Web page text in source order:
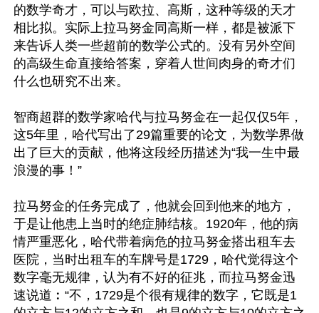
的数学奇才，可以与欧拉、高斯，这种等级的天才
相比拟。实际上拉马努金同高斯一样，都是被派下
来告诉人类一些超前的数学公式的。没有另外空间
的高级生命直接给答案，穿着人世间肉身的奇才们
什么也研究不出来。
智商超群的数学家哈代与拉马努金在一起仅仅5年，
这5年里，哈代写出了29篇重要的论文，为数学界做
出了巨大的贡献，他将这段经历描述为“我一生中最
浪漫的事！”
拉马努金的任务完成了，他就会回到他来的地方，
于是让他患上当时的绝症肺结核。1920年，他的病
情严重恶化，哈代带着病危的拉马努金搭出租车去
医院，当时出租车的车牌号是1729，哈代觉得这个
数字毫无规律，认为有不好的征兆，而拉马努金迅
速说道︰“不，1729是个很有规律的数字，它既是1